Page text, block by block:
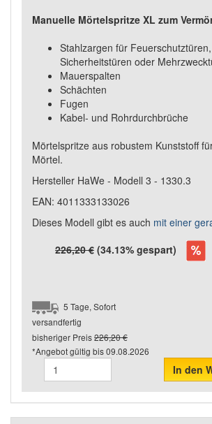
Manuelle Mörtelspritze XL zum
Stahlzargen für Feuerschutztüren,
Sicherheitstüren oder
Mauerspalten
Schächten
Fugen
Kabel- und Rohrdurchbrüche
Mörtelspritze aus robustem Kunststoff
Mörtel.
Hersteller HaWe - Modell 3 - 1330.3
EAN: 4011333133026
Dieses Modell gibt es auch mit einer
226,20 € (34.13% gespart)
5 Tage, Sofort
versandfertig
bisheriger Preis226,20 €
*Angebot gültig bis09.08.2026
In den